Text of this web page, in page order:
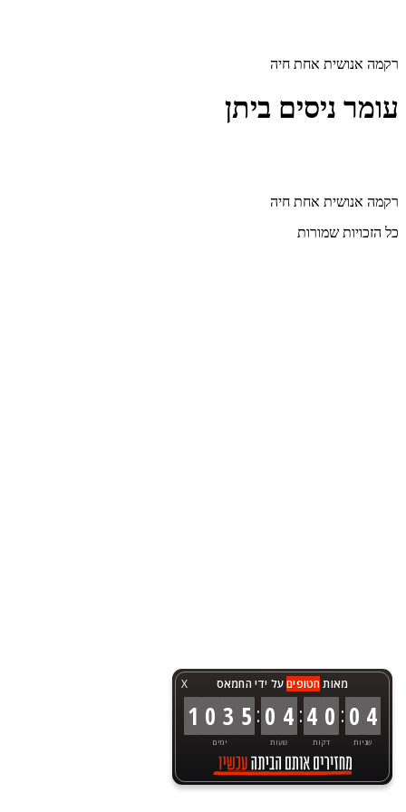
X מאותחטופיםעל ידי החמאס
1 0 3 5
ימים
: 0 4
שעות
:4 0
דקות
: 0 4
שניות
רקמה אנושית אחת חיה
עומר ניסים ביתן
רקמה אנושית אחת חיה
כל הזכויות שמורות